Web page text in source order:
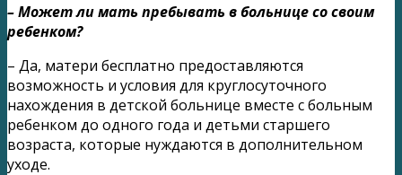
– Может ли мать пребывать в больнице со своим
ребенком?
– Да, матери бесплатно предоставляются
возможность и условия для круглосуточного
нахождения в детской больнице вместе с больным
ребенком до одного года и детьми старшего
возраста, которые нуждаются в дополнительном
уходе.